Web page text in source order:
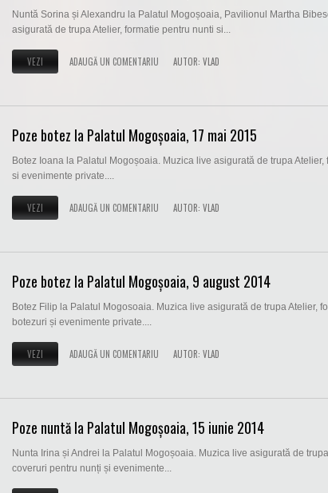
Nuntă Sorina și Alexandru la Palatul Mogoșoaia, Pavilionul Martha
asigurată de trupa Atelier, formatie pentru nunti si...
VEZI ADAUGĂ UN COMENTARIU AUTOR: VLAD
Poze botez la Palatul Mogoșoaia, 17 mai 2015
Botez Ioana la Palatul Mogoșoaia. Muzica live asigurată de trupa Atelier,
si evenimente private....
VEZI ADAUGĂ UN COMENTARIU AUTOR: VLAD
Poze botez la Palatul Mogoșoaia, 9 august 2014
Botez Filip la Palatul Mogosoaia. Muzica live asigurată de trupa Atelier,
botezuri și evenimente private....
VEZI ADAUGĂ UN COMENTARIU AUTOR: VLAD
Poze nuntă la Palatul Mogoșoaia, 15 iunie 2014
Nunta Irina și Andrei la Palatul Mogoșoaia. Muzica live asigurată de
coveruri pentru nunți și evenimente...